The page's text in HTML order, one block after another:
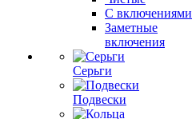
С включениями
Заметные
включения
Серьги
Подвески